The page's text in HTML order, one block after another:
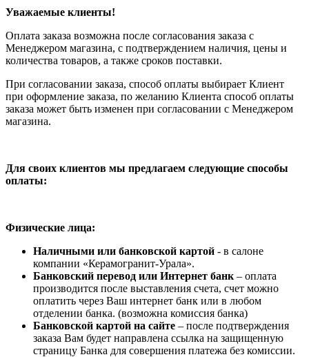
Уважаемые клиенты!
Оплата заказа возможна после согласования заказа с
Менеджером магазина, с подтверждением наличия, цены и
количества товаров, а также сроков поставки.
При согласовании заказа, способ оплаты выбирает Клиент
при оформление заказа, по желанию Клиента способ оплаты
заказа может быть изменен при согласовании с Менеджером
магазина.
Для своих клиентов мы предлагаем следующие способы
оплаты:
Физические лица:
Наличными или банковской картой - в салоне
компании «Керамогранит-Урала».
Банковский перевод или Интернет банк – оплата
производится после выставления счета, счет можно
оплатить через Ваш интернет банк или в любом
отделении банка. (возможна комиссия банка)
Банковской картой на сайте – после подтверждения
заказа Вам будет направлена ссылка на защищенную
страницу Банка для совершения платежа без комиссии.